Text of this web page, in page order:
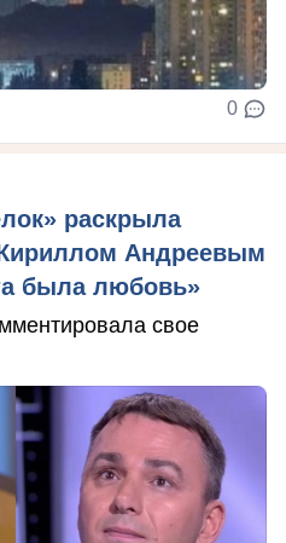
0
раскрыла
Андреевым
была любовь»
свое